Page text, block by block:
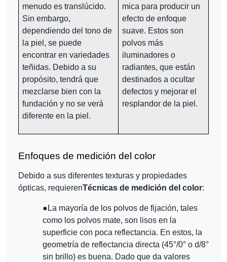
menudo es translúcido.
Sin embargo,
dependiendo del tono de
la piel, se puede
encontrar en variedades
teñidas. Debido a su
propósito, tendrá que
mezclarse bien con la
fundación y no se verá
diferente en la piel.
mica para producir un
efecto de enfoque
suave. Estos son
polvos más
iluminadores o
radiantes, que están
destinados a ocultar
defectos y mejorar el
resplandor de la piel.
Enfoques de medición del color
Debido a sus diferentes texturas y propiedades
ópticas, requierenTécnicas de medición del color:
● La mayoría de los polvos de fijación, tales
como los polvos mate, son lisos en la
superficie con poca reflectancia. En estos, la
geometría de reflectancia directa (45°/0° o d/8°
sin brillo) es buena. Dado que da valores